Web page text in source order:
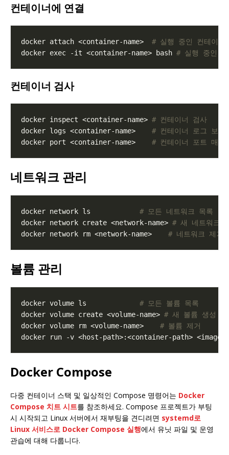
컨테이너에 연결
docker attach <container-name> # 실행 중인 컨테이너
docker exec -it <container-name> bash # 실행 중인 컨
컨테이너 검사
docker inspect <container-name> # 컨테이너 검사
docker logs <container-name> # 컨테이너 로그 보기
docker port <container-name> # 컨테이너 포트 매핑
네트워크 관리
docker network ls # 모든 네트워크 목록
docker network create <network-name> # 새 네트워크
docker network rm <network-name> # 네트워크 제거
볼륨 관리
docker volume ls # 모든 볼륨 목록
docker volume create <volume-name> # 새 볼륨 생성
docker volume rm <volume-name> # 볼륨 제거
docker run -v <host-path>:<container-path> <image-
Docker Compose
다중 컨테이너 스택 및 일상적인 Compose 명령어는 Docker
Compose 치트 시트를 참조하세요. Compose 프로젝트가 부팅
시 시작되고 Linux 서버에서 재부팅을 견디려면 systemd로
Linux 서비스로 Docker Compose 실행에서 유닛 파일 및 운영
관습에 대해 다룹니다.